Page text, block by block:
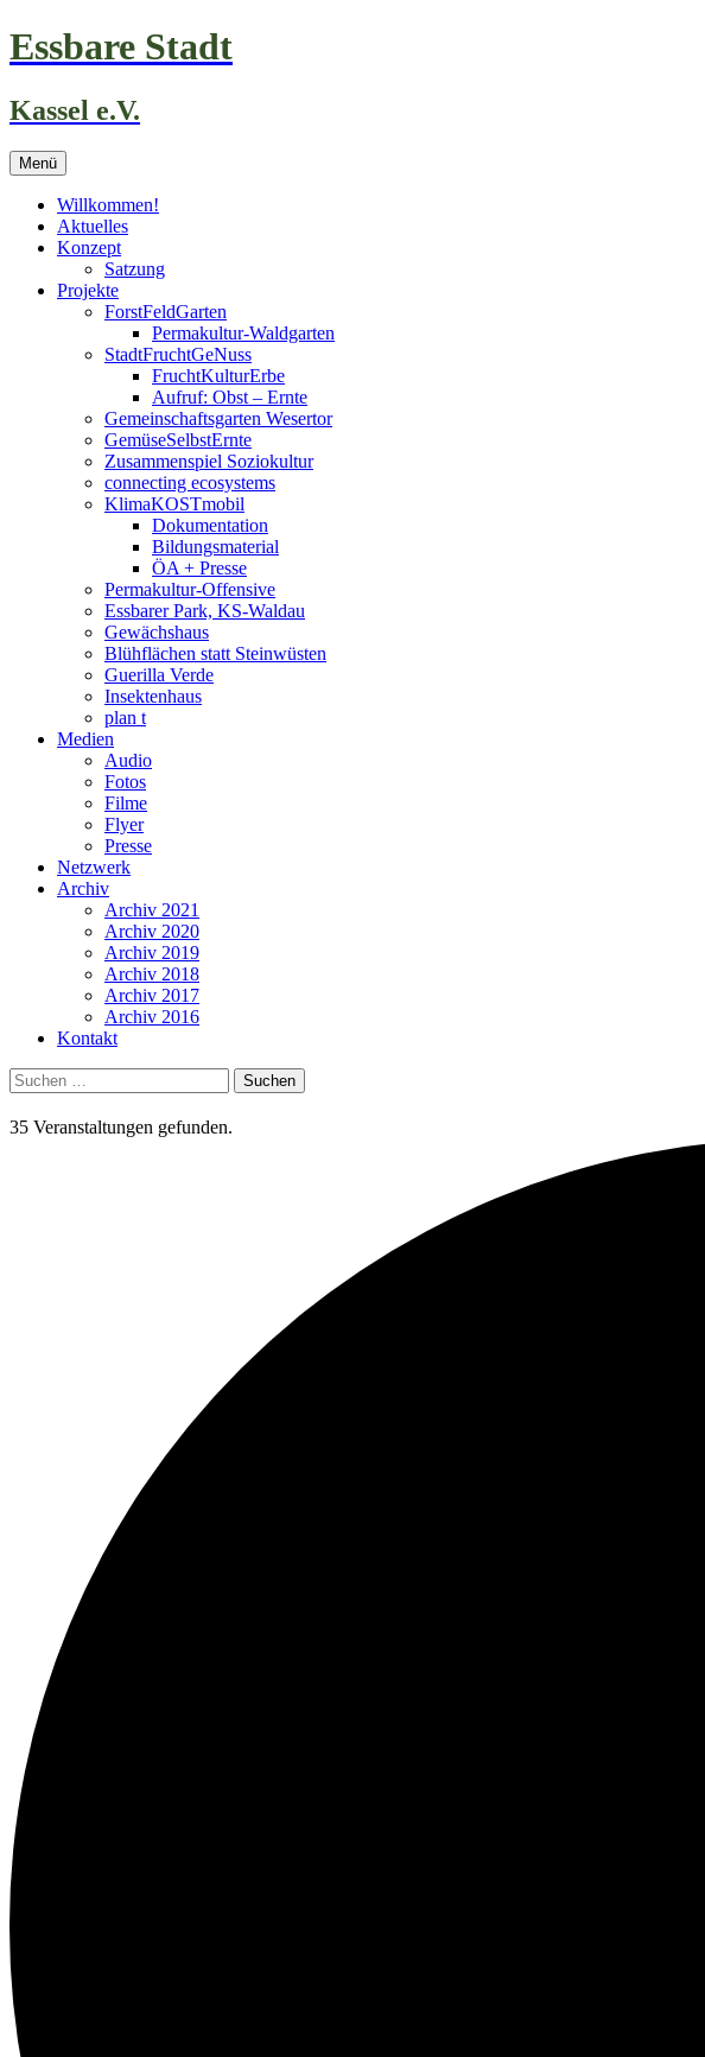
Zum
Inhalt
Essbare Stadt
Kassel e.V.
Menü
Willkommen!
Aktuelles
Konzept
Satzung
Projekte
ForstFeldGarten
Permakultur-Waldgarten
StadtFruchtGeNuss
FruchtKulturErbe
Aufruf: Obst – Ernte
Gemeinschaftsgarten Wesertor
GemüseSelbstErnte
Zusammenspiel Soziokultur
connecting ecosystems
KlimaKOSTmobil
Dokumentation
Bildungsmaterial
ÖA + Presse
Permakultur-Offensive
Essbarer Park, KS-Waldau
Gewächshaus
Blühflächen statt Steinwüsten
Guerilla Verde
Insektenhaus
plan t
Medien
Audio
Fotos
Filme
Flyer
Presse
Netzwerk
Archiv
Archiv 2021
Archiv 2020
Archiv 2019
Archiv 2018
Archiv 2017
Archiv 2016
Kontakt
Suchen
nach:
35 Veranstaltungen gefunden.